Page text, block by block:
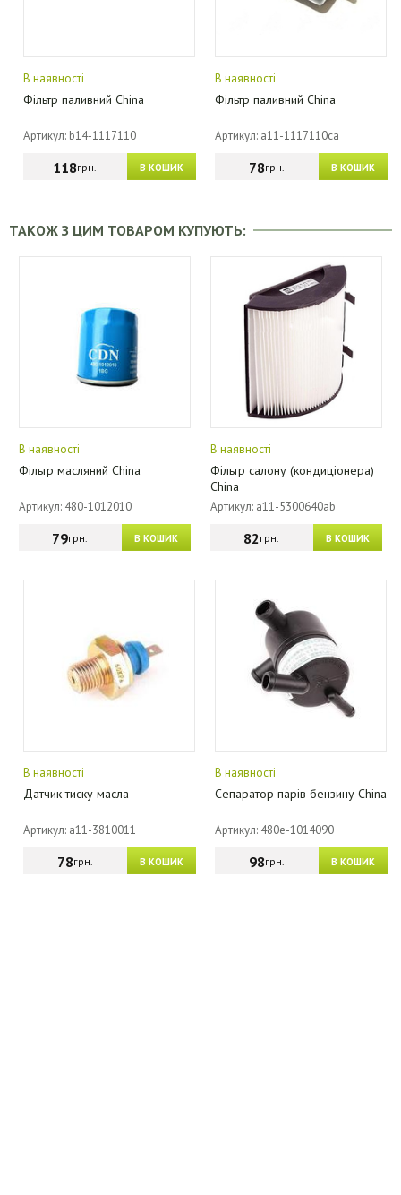
В наявності
Фільтр паливний China
Артикул: b14-1117110
В КОШИК
118грн.
В наявності
Фільтр паливний China
Артикул: a11-1117110ca
В КОШИК
78грн.
ТАКОЖ З ЦИМ ТОВАРОМ КУПУЮТЬ:
В наявності
Фільтр масляний China
Артикул: 480-1012010
В КОШИК
79грн.
В наявності
Фільтр салону (кондиціонера)
China
Артикул: a11-5300640ab
В КОШИК
82грн.
В наявності
Датчик тиску масла
Артикул: a11-3810011
В КОШИК
78грн.
В наявності
Сепаратор парів бензину China
Артикул: 480e-1014090
В КОШИК
98грн.